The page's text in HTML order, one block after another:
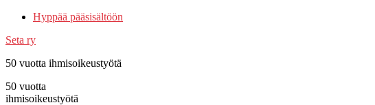
Hyppää pääsisältöön
Seta ry
50 vuotta ihmisoikeustyötä
50 vuotta
ihmisoikeustyötä